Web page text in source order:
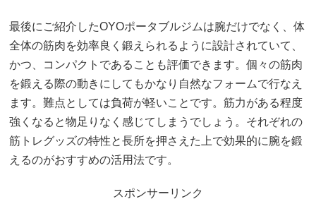
最後にご紹介したOYOポータブルジムは腕だけでなく、体
全体の筋肉を効率良く鍛えられるように設計されていて、
かつ、コンパクトであることも評価できます。個々の筋肉
を鍛える際の動きにしてもかなり自然なフォームで行なえ
ます。難点としては負荷が軽いことです。筋力がある程度
強くなると物足りなく感じてしまうでしょう。それぞれの
筋トレグッズの特性と長所を押さえた上で効果的に腕を鍛
えるのがおすすめの活用法です。
スポンサーリンク